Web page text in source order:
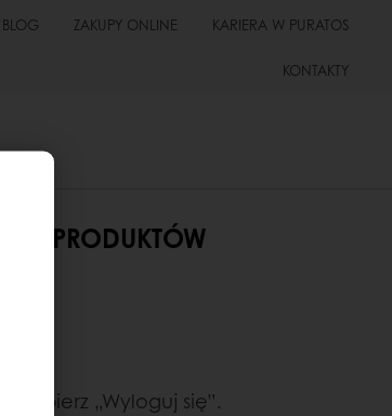
BLOG ZAKUPY ONLINE KARIERA W PURATOS
KONTAKTY
PRODUKTÓW
„Wyloguj się”.